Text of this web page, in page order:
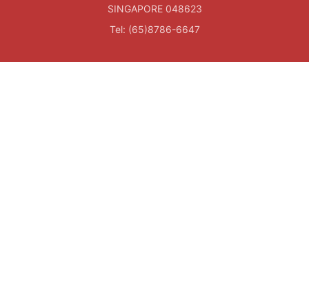
SINGAPORE 048623
Tel: (65)8786-6647